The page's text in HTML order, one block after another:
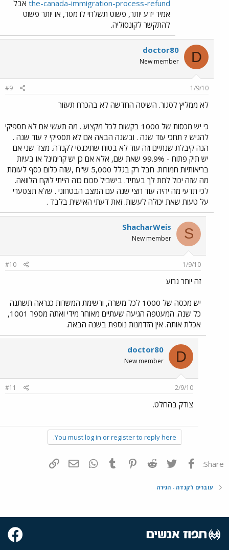
the-canada-immigration-process-refund אבל
אמיר ידע יותר, פשוט תשלחי לו מסר, או יותר פשוט
להתקשר לקונסוליה.
D
doctor80
New member
1/9/10
#9
לא ממליץ לסגור. השיטה החדשה לא בהכרח תעזור
כי יש מכסות של 1000 בקשות לכל מקצוע . מה תעשי אם לא תספיקי
להגיש ? תחכי עוד שנה . ובשנה הבאה אם לא תספיקי ? עוד שנה .
הנה קיבלת שנתיים וזה עוד לא בטוח שתיכנסי לקנדה. מצד שני אם
יש תיק פתוח - 99.9% שאת שם, אלא אם כן יש קרימינל או בעיות
בריאותיות חמורות. חבל רק בגלל 5,000 ש"ח ,שזה כלום כסף לעומת
מה שזה יכול לתת לך בעתיד. בישביל סכום כזה הייתי לוקח הלוואה.
לכי תדעי מה יהיה עוד חצי שנה עם המצב הבטחוני . שלא תצטערי
על טעות שאת יכולה לעשות. זאת דעתי האישית בלבד .
S
ShacharWeis
New member
1/9/10
#10
זה יותר גרוע
יש מכסה של 1000 לכל משרה, ורשימת המשרות כנראה תשתנה
כל שנה. המעטפה הגיעה שעתיים מאוחר מידי ואתה מספר 1001,
אכלת אותה. אין הזדמנות נוספת בשנה הבאה.
D
doctor80
New member
2/9/10
#11
צודק בהחלט.
You must log in or register to reply here.
Share: פייסבוק Twitter
Reddit
Pinterest
Tumblr
WhatsAppדואר אלקטרוני
עוברים לקנדה - הגירה